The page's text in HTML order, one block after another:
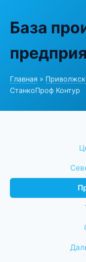
База
Главная »
СтанкоПроф Контур